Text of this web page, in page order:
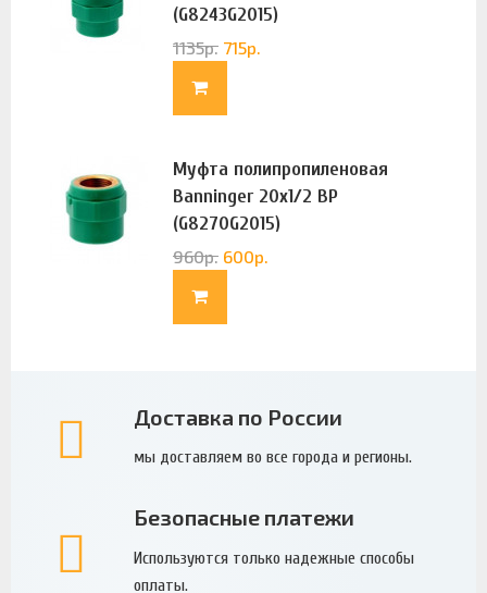
(G8243G2015)
1135р. 715р.
Муфта полипропиленовая
Banninger 20х1/2 ВР
(G8270G2015)
960р. 600р.
Доставка по России
мы доставляем во все города и регионы.
Безопасные платежи
Используются только надежные способы
оплаты.